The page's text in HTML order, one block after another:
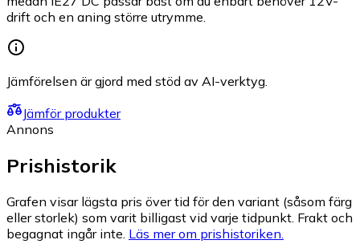
drift och en aning större utrymme.
Jämförelsen är gjord med stöd av AI-verktyg.
Jämför produkter
Annons
Prishistorik
Grafen visar lägsta pris över tid för den variant (såsom färg
eller storlek) som varit billigast vid varje tidpunkt. Frakt och
begagnat ingår inte. Läs mer om prishistoriken.